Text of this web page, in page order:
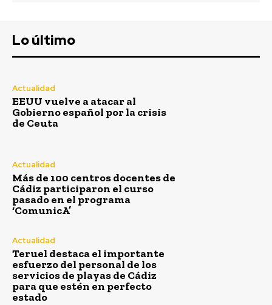
Teruel destaca el importante esfuerzo
del personal de los servicios de playas
estado
Redacción - Agosto 7, 2026
El teniente de alcalde delegado de Medio Ambiente y Playas del
Ayuntamiento de Cádiz, José Carlos Teruel, ha lamentado la
campaña de...
Lo último
Actualidad
EEUU vuelve a atacar al
Gobierno español por la crisis
de Ceuta
Actualidad
Más de 100 centros docentes de
Cádiz participaron el curso
pasado en el programa
‘ComunicA’
Actualidad
Teruel destaca el importante
esfuerzo del personal de los
servicios de playas de Cádiz
para que estén en perfecto
estado